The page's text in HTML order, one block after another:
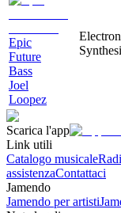
Epic
Future
Bass
Joel
Loopez
Scarica l'app
Link utili
Catalogo musicale
assistenzaContattaci
Jamendo
Jamendo per artisti